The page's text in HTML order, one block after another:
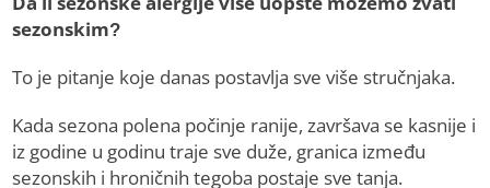
sezonskim?
To je pitanje koje danas postavlja sve više stručnjaka.
Kada sezona polena počinje ranije, završava se kasnije i
iz godine u godinu traje sve duže, granica između
sezonskih i hroničnih tegoba postaje sve tanja.